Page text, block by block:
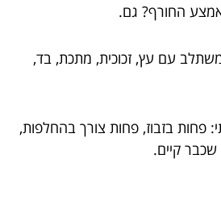
החורף? גם.
עם עץ, זכוכית, מתכת, בד,
פחות בזבוז, פחות צורך בהחלפות,
קיים.